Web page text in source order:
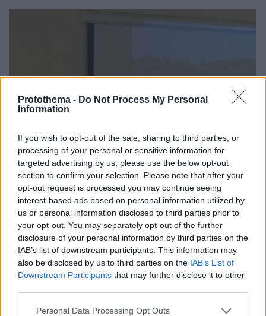
Protothema - Do Not Process My Personal
Information
If you wish to opt-out of the sale, sharing to third parties, or
processing of your personal or sensitive information for
targeted advertising by us, please use the below opt-out
section to confirm your selection. Please note that after your
opt-out request is processed you may continue seeing
interest-based ads based on personal information utilized by
us or personal information disclosed to third parties prior to
your opt-out. You may separately opt-out of the further
disclosure of your personal information by third parties on the
IAB’s list of downstream participants. This information may
also be disclosed by us to third parties on the IAB’s List of
Downstream Participants that may further disclose it to other
Please note that this website/app uses one or more Google
Personal Data Processing Opt Outs
Ναι στην προστασία του περιβάλλοντος, όχι στα
εμπόδια στην ανάπτυξη του τόπου μας, λέει ο δήμαρχος
Ζαχάρως